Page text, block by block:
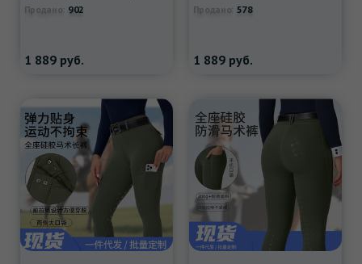
Продано: 902
1 889 руб.
Продано: 578
1 889 руб.